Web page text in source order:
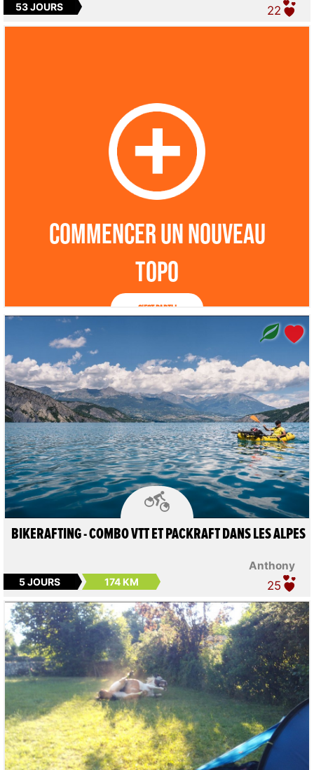
53 JOURS 22
Commencer un nouveau
topo
C'est parti !

Anthony
BIKERAFTING - COMBO VTT ET PACKRAFT DANS LES ALPES
5 JOURS 174 KM 25